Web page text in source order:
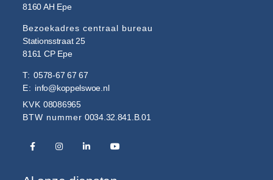
8160 AH Epe
Bezoekadres centraal bureau
Stationsstraat 25
8161 CP Epe
T:0578-67 67 67
E: info@koppelswoe.nl
KVK 08086965
BTW nummer 0034.32.841.B.01